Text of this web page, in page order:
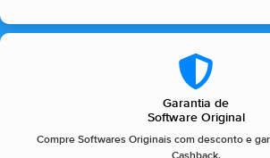
Garantia de
Software Original
Compre Softwares Originais com desconto e